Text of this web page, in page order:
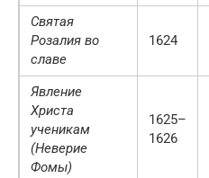
Святая
Розалия во
славе
1624
Явление
Христа
ученикам
(Неверие
Фомы)
1625–
1626